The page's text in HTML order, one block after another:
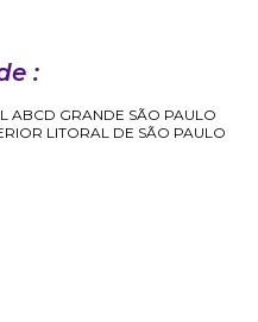
:
ABCD GRANDE SÃO PAULO
LITORAL DE SÃO PAULO